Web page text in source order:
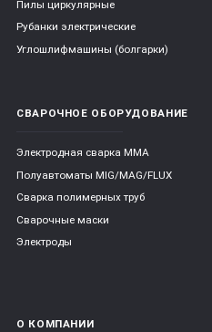
Пилы циркулярные
Рубанки электрические
Углошлифмашины (болгарки)
СВАРОЧНОЕ ОБОРУДОВАНИЕ
Электродная сварка ММА
Полуавтоматы MIG/MAG/FLUX
Сварка полимерных труб
Сварочные маски
Электроды
О КОМПАНИИ